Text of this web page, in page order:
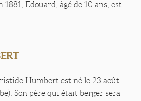
Edouard, âgé de 10 ans, est
Humbert est né le 23 août
Son père qui était berger sera